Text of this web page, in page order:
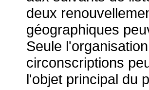
deux
géographiques
Seule
circonscriptions
l'objet principal du